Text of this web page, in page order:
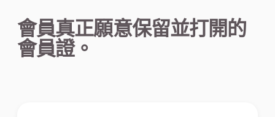
會員真正願意保留並打開的
會員證。